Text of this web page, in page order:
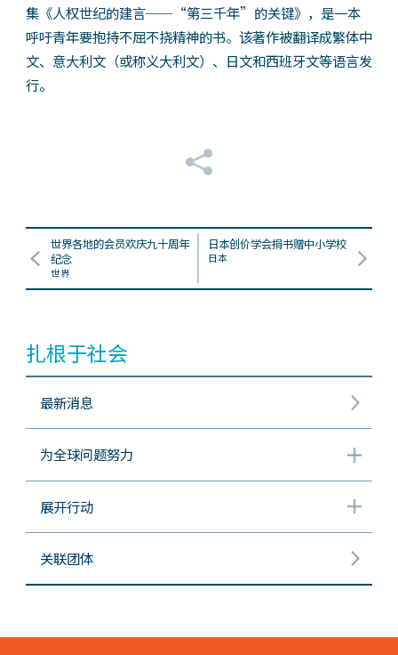
集《人权世纪的建言──“第三千年”的关键》，是一本
呼吁青年要抱持不屈不挠精神的书。该著作被翻译成繁体中
文、意大利文（或称义大利文）、日文和西班牙文等语言发
行。
世界各地的会员欢庆九十周年
纪念
世界
日本创价学会捐书赠中小学校
日本
扎根于社会
最新消息
为全球问题努力
展开行动
关联团体